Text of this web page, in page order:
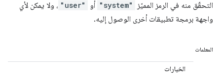
التحقّق منه في الرمز المميّز
"system" أو "user" ، ولا يمكن لأي
واجهة برمجة تطبيقات أخرى الوصول إليه.
المعلمات
الخيارات